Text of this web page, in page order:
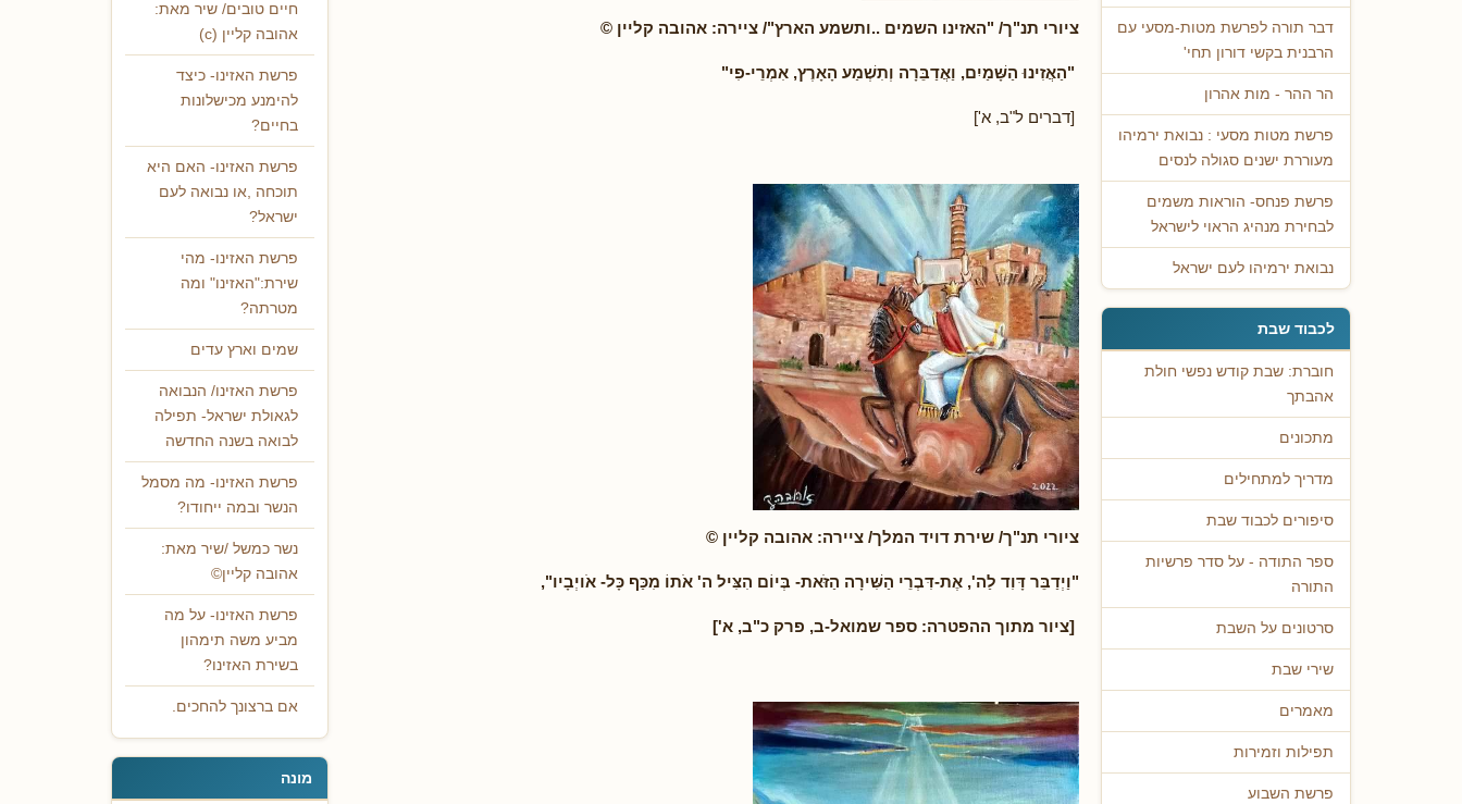
דבר תורה לפרשת מטות-מסעי עם
הרבנית בקשי דורון תחי'
הר ההר - מות אהרון
פרשת מטות מסעי : נבואת ירמיהו
מעוררת ישנים סגולה לנסים
פרשת פנחס- הוראות משמים
לבחירת מנהיג הראוי לישראל
נבואת ירמיהו לעם ישראל
לכבוד שבת
חוברת: שבת קודש נפשי חולת
אהבתך
מתכונים
מדריך למתחילים
סיפורים לכבוד שבת
ספר התודה - על סדר פרשיות
התורה
סרטונים על השבת
שירי שבת
מאמרים
תפילות וזמירות
פרשת השבוע
ציורי תנ"ך/ "האזינו השמים ..ותשמע הארץ"/ ציירה: אהובה קליין ©
"הַאֲזִינוּ הַשָּׁמַיִם, וַאֲדַבֵּרָה וְתִשְׁמַע הָאָרֶץ, אִמְרֵי-פִי"
[דברים ל"ב, א']
ציורי תנ"ך/ שירת דויד המלך/ ציירה: אהובה קליין ©
"וַיְדַבֵּר דָּוִד לַה', אֶת-דִּבְרֵי הַשִּׁירָה הַזֹּאת- בְּיוֹם הִצִּיל ה' אֹתוֹ מִכַּף כָּל- אֹויְבָיו",
[ציור מתוך ההפטרה: ספר שמואל-ב, פרק כ"ב, א']
חיים טובים/ שיר מאת:
אהובה קליין (c)
פרשת האזינו- כיצד
להימנע מכישלונות
בחיים?
פרשת האזינו- האם היא
תוכחה ,או נבואה לעם
ישראל?
פרשת האזינו- מהי
שירת:"האזינו" ומה
מטרתה?
שמים וארץ עדים
פרשת האזינו/ הנבואה
לגאולת ישראל- תפילה
לבואה בשנה החדשה
פרשת האזינו- מה מסמל
הנשר ובמה ייחודו?
נשר כמשל /שיר מאת:
אהובה קליין©
פרשת האזינו- על מה
מביע משה תימהון
בשירת האזינו?
אם ברצונך להחכים.
מונה